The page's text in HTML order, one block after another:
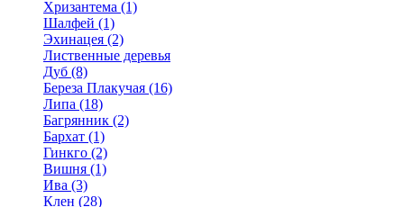
Хризантема (1)
Шалфей (1)
Эхинацея (2)
Лиственные деревья
Дуб (8)
Береза Плакучая (16)
Липа (18)
Багрянник (2)
Бархат (1)
Гинкго (2)
Вишня (1)
Ива (3)
Клен (28)